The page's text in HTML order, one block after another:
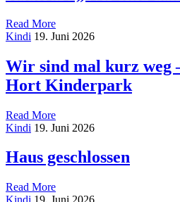
Urlaub
mit
und
mit
uns!“
Read More
on
„Wir
sind
dann
weg“!!!
Kindi 19. Juni 2026
Wir sind mal kurz weg
Hort Kinderpark
Read More
on
sind
mal
weg
Kindi 19. Juni 2026
Haus geschlossen
Read More
on